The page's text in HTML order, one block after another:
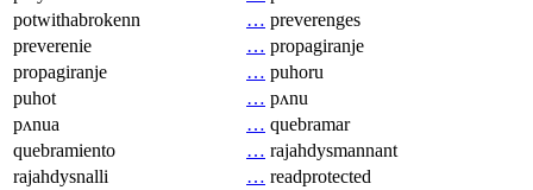
potwithabrokenn
… preverenges
preverenie
… propagiranje
propagiranje
… puhoru
puhot
… pʌnu
pʌnua
… quebramar
quebramiento
… rajahdysmannant
rajahdysnalli
… readprotected